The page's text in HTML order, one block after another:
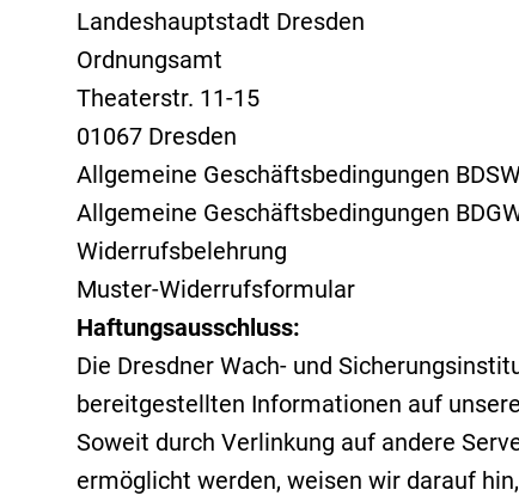
Landeshauptstadt Dresden
Ordnungsamt
Theaterstr. 11-15
01067 Dresden
Allgemeine Geschäftsbedingungen
Allgemeine Geschäftsbedingungen
Widerrufsbelehrung
Muster-Widerrufsformular
Haftungsausschluss:
Die Dresdner Wach- und
bereitgestellten Informationen auf
Soweit durch Verlinkung auf andere
ermöglicht werden, weisen wir darauf